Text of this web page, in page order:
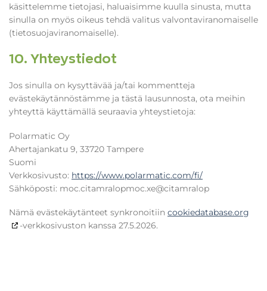
käsittelemme tietojasi, haluaisimme kuulla sinusta, mutta
sinulla on myös oikeus tehdä valitus valvontaviranomaiselle
(tietosuojaviranomaiselle).
10. Yhteystiedot
Jos sinulla on kysyttävää ja/tai kommentteja
evästekäytännöstämme ja tästä lausunnosta, ota meihin
yhteyttä käyttämällä seuraavia yhteystietoja:
Polarmatic Oy
Ahertajankatu 9, 33720 Tampere
Suomi
Verkkosivusto: https://www.polarmatic.com/fi/
Sähköposti:
polarmatic@
ex.com
polarmatic.com
Nämä evästekäytänteet synkronoitiin cookiedatabase.org
-verkkosivuston kanssa 27.5.2026.